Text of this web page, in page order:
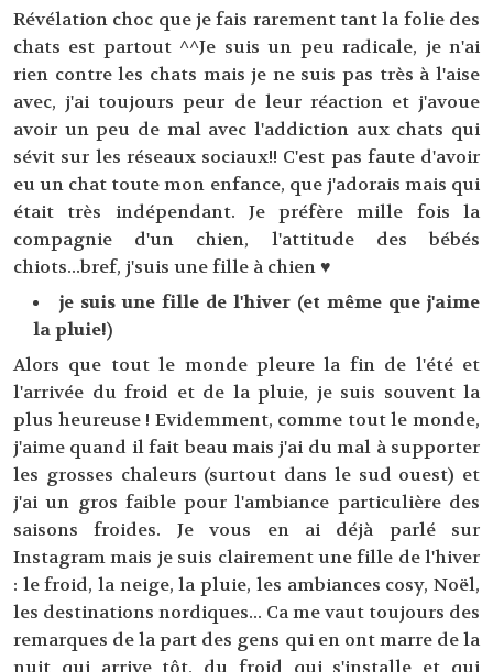
Révélation choc que je fais rarement tant la folie des
chats est partout ^^Je suis un peu radicale, je n'ai
rien contre les chats mais je ne suis pas très à l'aise
avec, j'ai toujours peur de leur réaction et j'avoue
avoir un peu de mal avec l'addiction aux chats qui
sévit sur les réseaux sociaux!! C'est pas faute d'avoir
eu un chat toute mon enfance, que j'adorais mais qui
était très indépendant. Je préfère mille fois la
compagnie d'un chien, l'attitude des bébés
chiots...bref, j'suis une fille à chien ♥
je suis une fille de l'hiver (et même que j'aime
la pluie!)
Alors que tout le monde pleure la fin de l'été et
l'arrivée du froid et de la pluie, je suis souvent la
plus heureuse ! Evidemment, comme tout le monde,
j'aime quand il fait beau mais j'ai du mal à supporter
les grosses chaleurs (surtout dans le sud ouest) et
j'ai un gros faible pour l'ambiance particulière des
saisons froides. Je vous en ai déjà parlé sur
Instagram mais je suis clairement une fille de l'hiver
: le froid, la neige, la pluie, les ambiances cosy, Noël,
les destinations nordiques... Ca me vaut toujours des
remarques de la part des gens qui en ont marre de la